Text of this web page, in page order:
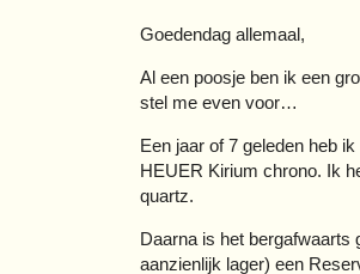
Goedendag allemaal,
Al een poosje ben ik een
stel me even voor…
Een jaar of 7 geleden heb
HEUER Kirium chrono. Ik
quartz.
Daarna is het bergafwaarts
aanzienlijk lager) een